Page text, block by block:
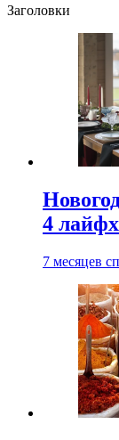
Заголовки
4
7 месяцев